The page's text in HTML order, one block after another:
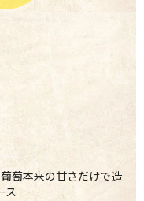
萄本来の甘さだけで造
ス